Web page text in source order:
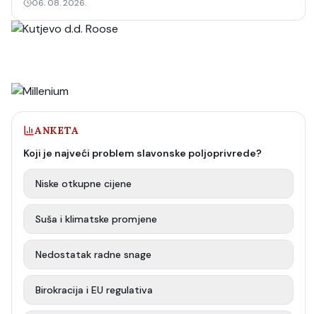
06. 08. 2026.
ANKETA
Koji je najveći problem slavonske poljoprivrede?
Niske otkupne cijene
Suša i klimatske promjene
Nedostatak radne snage
Birokracija i EU regulativa